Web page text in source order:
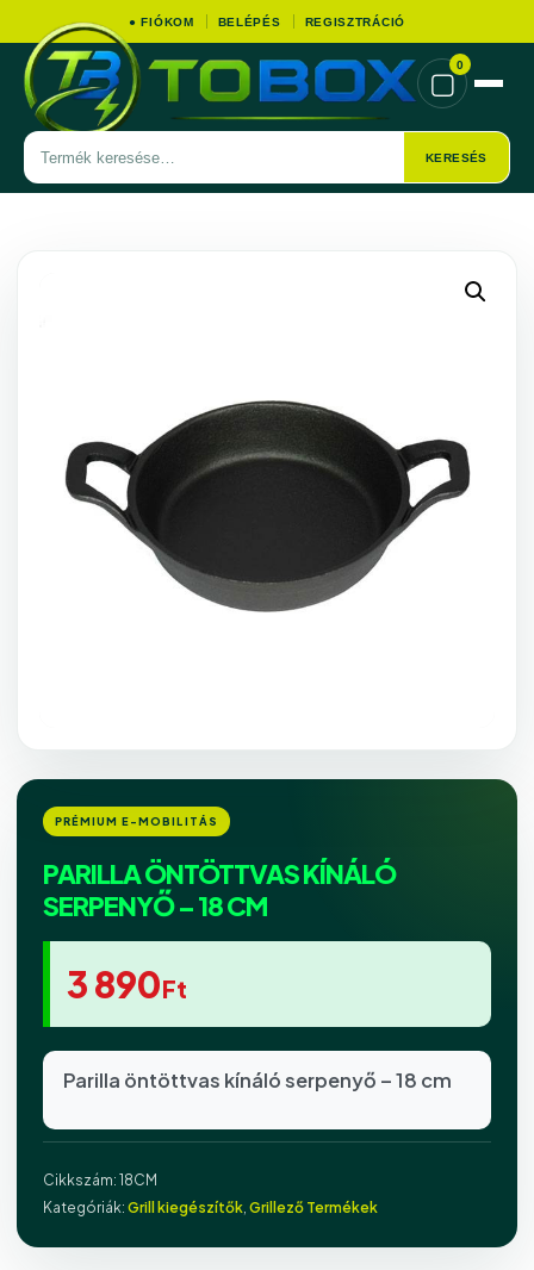
● FIÓKOM BELÉPÉS REGISZTRÁCIÓ
Termék
keresése
KERESÉS
▢
0
PARILLA ÖNTÖTTVAS KÍNÁLÓ
SERPENYŐ – 18 CM
3 890Ft
Parilla öntöttvas kínáló serpenyő – 18 cm
Cikkszám: 18CM
Kategóriák: Grill kiegészítők, Grillező Termékek